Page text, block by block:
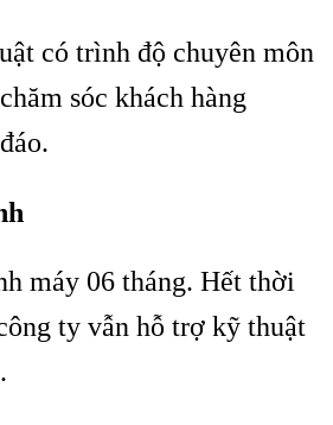
có trình độ chuyên môn
sóc khách hàng
máy 06 tháng. Hết thời
ty vẫn hỗ trợ kỹ thuật